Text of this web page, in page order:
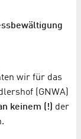
wir für das
(GNWA)
keinem (!) der